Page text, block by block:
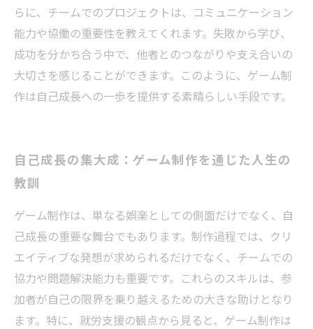
らに、チームでのプロジェクトは、コミュニケーション
能力や協働の重要性を教えてくれます。失敗から学び、
成功を分かち合う中で、他者とのつながりや支え合いの
大切さを感じることができます。このように、ゲーム制
作は自己成長への一歩を提供する素晴らしい手段です。
自己成長の集大成：ゲーム制作を通じた人生の
教訓
ゲーム制作は、単なる娯楽としての側面だけでなく、自
己成長の重要な舞台でもあります。制作過程では、クリ
エイティブな発想が求められるだけでなく、チームでの
協力や問題解決能力も重要です。これらのスキルは、参
加者が自己の限界を乗り越えるための大きな助けとなり
ます。特に、就労支援の観点から見ると、ゲーム制作は